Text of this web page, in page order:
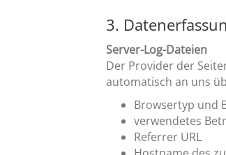
3.
Server-Log-Dateien
Der Provider der
automatisch an uns
Browsertyp und
verwendetes
Referrer URL